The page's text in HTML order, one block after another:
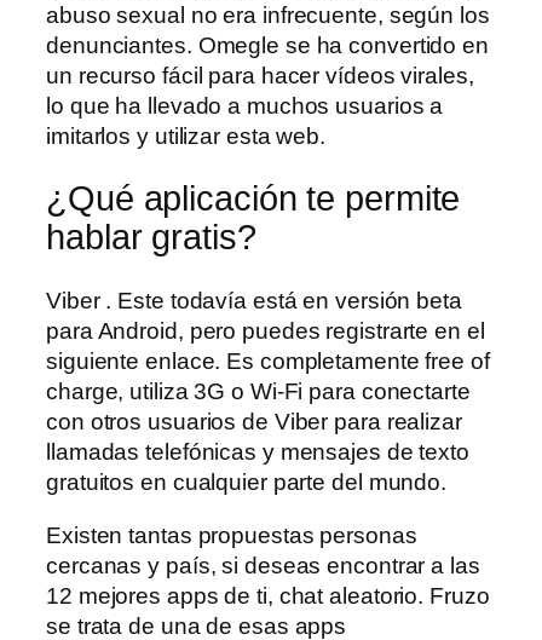
abuso sexual no era infrecuente, según los
denunciantes. Omegle se ha convertido en
un recurso fácil para hacer vídeos virales,
lo que ha llevado a muchos usuarios a
imitarlos y utilizar esta web.
¿Qué aplicación te permite
hablar gratis?
Viber . Este todavía está en versión beta
para Android, pero puedes registrarte en el
siguiente enlace. Es completamente free of
charge, utiliza 3G o Wi-Fi para conectarte
con otros usuarios de Viber para realizar
llamadas telefónicas y mensajes de texto
gratuitos en cualquier parte del mundo.
Existen tantas propuestas personas
cercanas y país, si deseas encontrar a las
12 mejores apps de ti, chat aleatorio. Fruzo
se trata de una de esas apps